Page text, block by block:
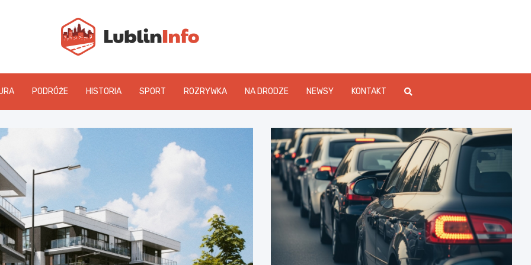
PODRÓŻE HISTORIA SPORT ROZRYWKA NA DRODZE NEWSY KONTAKT